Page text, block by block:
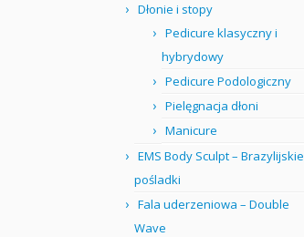
Dłonie i stopy
Pedicure klasyczny i
hybrydowy
Pedicure Podologiczny
Pielęgnacja dłoni
Manicure
EMS Body Sculpt – Brazylijskie
pośladki
Fala uderzeniowa – Double
Wave